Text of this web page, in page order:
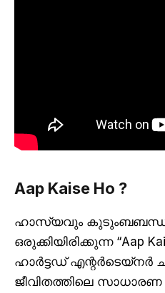
Aap Kaise Ho ?
ഹാസ്യവും
ഒരുക്കിയിരിക്കുന്ന “Aap
ഹാർട്ടഡ് എന്റർടെയ്നർ
ജീവിതത്തിലെ